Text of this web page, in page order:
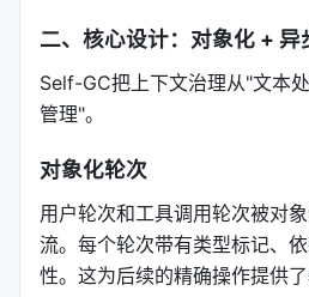
二、核心设计：对象化 + 异
Self-GC把上下文治理从"文本
管理"。
对象化轮次
用户轮次和工具调用轮次被对
流。每个轮次带有类型标记、
性。这为后续的精确操作提供了